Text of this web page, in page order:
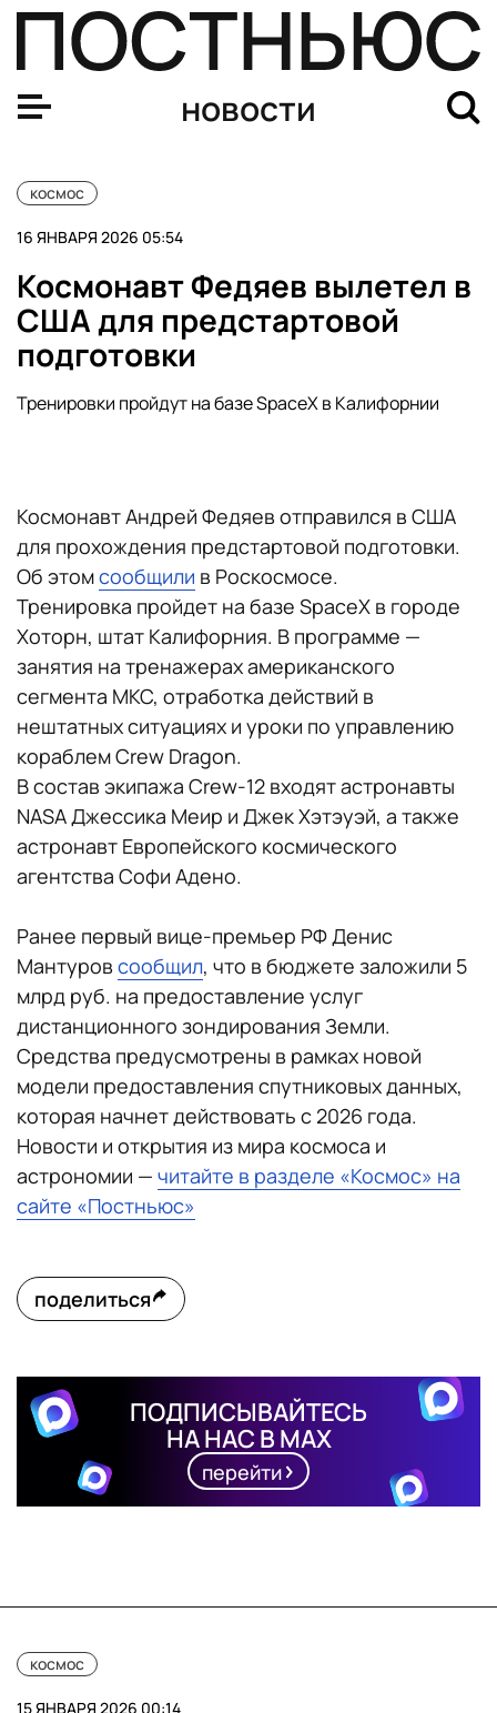
новости
космос
16 ЯНВАРЯ 2026 05:54
Космонавт Федяев вылетел в
США для предстартовой
подготовки
Тренировки пройдут на базе SpaceX в Калифорнии
Космонавт Андрей Федяев отправился в США
для прохождения предстартовой подготовки.
Об этомсообщили в Роскосмосе.
Тренировка пройдет на базе SpaceX в городе
Хоторн, штат Калифорния. В программе —
занятия на тренажерах американского
сегмента МКС, отработка действий в
нештатных ситуациях и уроки по управлению
кораблем Crew Dragon.
В состав экипажа Crew-12 входят астронавты
NASA Джессика Меир и Джек Хэтэуэй, а также
астронавт Европейского космического
агентства Софи Адено.
Ранее первый вице-премьер РФ Денис
Мантуров сообщил, что в бюджете заложили 5
млрд руб. на предоставление услуг
дистанционного зондирования Земли.
Средства предусмотрены в рамках новой
модели предоставления спутниковых данных,
которая начнет действовать с 2026 года.
Новости и открытия из мира космоса и
астрономии — читайте в разделе «Космос» на
сайте «Постньюс»
поделиться
ПОДПИСЫВАЙТЕСЬ
НА НАС В MAX
перейти
космос
15 ЯНВАРЯ 2026 00:14
Появились спутниковые кадры приближения циклона